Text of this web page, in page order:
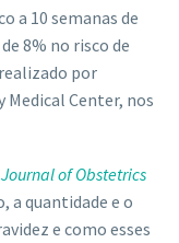
a 10 semanas de
8% no risco de
por
Center, nos
of Obstetrics
a quantidade e o
e como esses